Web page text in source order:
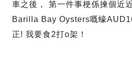
車之後， 第一件事梗係揀個近
Barilla Bay Oysters嘅蠔
正! 我要食2打o架！